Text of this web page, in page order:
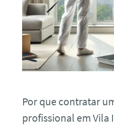
Por que contratar
profissional em Vila